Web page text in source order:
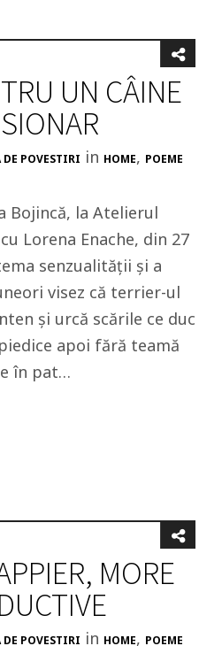
UN CÂINE
DE POVESTIRI in HOME, POEME
Bojincă, la Atelierul
Lorena Enache, din 27
senzualității și a
visez că terrier-ul
și urcă scările ce duc
apoi fără teamă
în pat…
MORE
DE POVESTIRI in HOME, POEME